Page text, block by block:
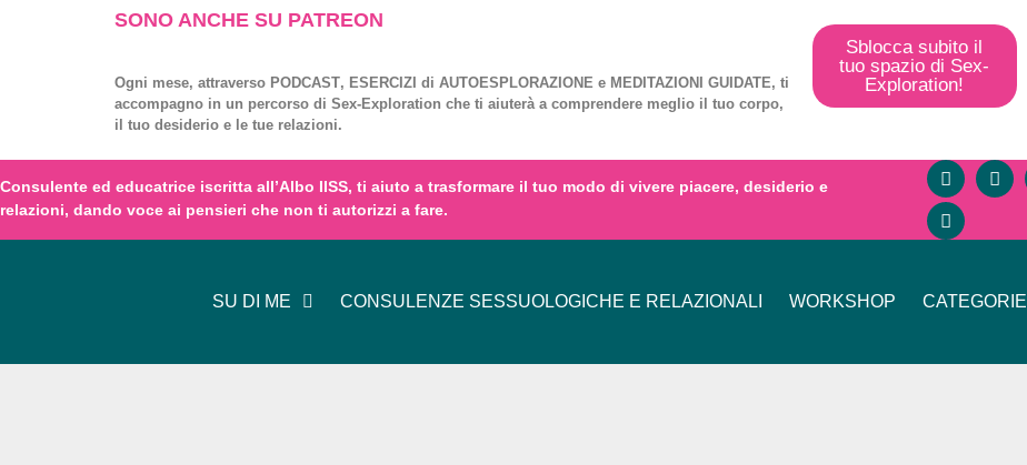
SONO ANCHE SU PATREON
Ogni mese, attraverso PODCAST, ESERCIZI di AUTOESPLORAZIONE e MEDITAZIONI GUIDATE, ti
accompagno in un percorso di Sex-Exploration che ti aiuterà a comprendere meglio il tuo corpo,
il tuo desiderio e le tue relazioni.
Sblocca subito il
tuo spazio di Sex-
Exploration!
Consulente ed educatrice iscritta all’Albo IISS, ti aiuto a trasformare il tuo modo di vivere piacere, desiderio e
relazioni, dando voce ai pensieri che non ti autorizzi a fare.
SU DI ME CONSULENZE SESSUOLOGICHE E RELAZIONALI WORKSHOP CATEGORIE